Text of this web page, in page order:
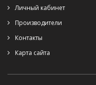
Личный кабинет
Производители
Контакты
Карта сайта